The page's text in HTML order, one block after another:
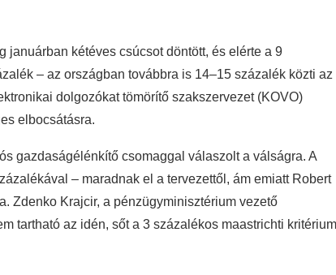
kétéves csúcsot döntött, és elérte a 9
– az országban továbbra is 14–15 százalék közti az
dolgozókat tömörítő szakszervezet (KOVO)
elbocsátásra.
gazdaságélénkítő csomaggal válaszolt a válságra. A
– maradnak el a tervezettől, ám emiatt Robert
Zdenko Krajcir, a pénzügyminisztérium vezető
tartható az idén, sőt a 3 százalékos maastrichti kritérium